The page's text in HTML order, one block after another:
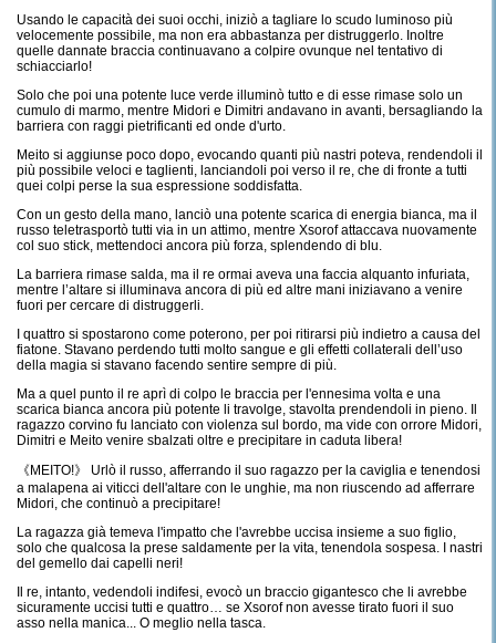
Usando le capacità dei suoi occhi, iniziò a tagliare lo scudo luminoso più
velocemente possibile, ma non era abbastanza per distruggerlo. Inoltre
quelle dannate braccia continuavano a colpire ovunque nel tentativo di
schiacciarlo!
Solo che poi una potente luce verde illuminò tutto e di esse rimase solo un
cumulo di marmo, mentre Midori e Dimitri andavano in avanti, bersagliando la
barriera con raggi pietrificanti ed onde d'urto.
Meito si aggiunse poco dopo, evocando quanti più nastri poteva, rendendoli il
più possibile veloci e taglienti, lanciandoli poi verso il re, che di fronte a tutti
quei colpi perse la sua espressione soddisfatta.
Con un gesto della mano, lanciò una potente scarica di energia bianca, ma il
russo teletrasportò tutti via in un attimo, mentre Xsorof attaccava nuovamente
col suo stick, mettendoci ancora più forza, splendendo di blu.
La barriera rimase salda, ma il re ormai aveva una faccia alquanto infuriata,
mentre l’altare si illuminava ancora di più ed altre mani iniziavano a venire
fuori per cercare di distruggerli.
I quattro si spostarono come poterono, per poi ritirarsi più indietro a causa del
fiatone. Stavano perdendo tutti molto sangue e gli effetti collaterali dell’uso
della magia si stavano facendo sentire sempre di più.
Ma a quel punto il re aprì di colpo le braccia per l'ennesima volta e una
scarica bianca ancora più potente li travolge, stavolta prendendoli in pieno. Il
ragazzo corvino fu lanciato con violenza sul bordo, ma vide con orrore Midori,
Dimitri e Meito venire sbalzati oltre e precipitare in caduta libera!
《MEITO!》 Urlò il russo, afferrando il suo ragazzo per la caviglia e tenendosi
a malapena ai viticci dell'altare con le unghie, ma non riuscendo ad afferrare
Midori, che continuò a precipitare!
La ragazza già temeva l'impatto che l'avrebbe uccisa insieme a suo figlio,
solo che qualcosa la prese saldamente per la vita, tenendola sospesa. I nastri
del gemello dai capelli neri!
Il re, intanto, vedendoli indifesi, evocò un braccio gigantesco che li avrebbe
sicuramente uccisi tutti e quattro… se Xsorof non avesse tirato fuori il suo
asso nella manica... O meglio nella tasca.